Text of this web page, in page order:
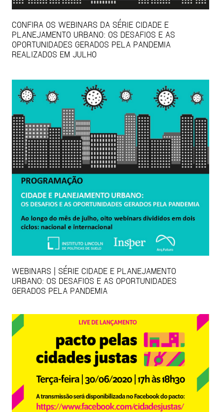
CONFIRA OS WEBINARS DA SÉRIE CIDADE E
PLANEJAMENTO URBANO: OS DESAFIOS E AS
OPORTUNIDADES GERADOS PELA PANDEMIA
REALIZADOS EM JULHO
WEBINARS | SÉRIE CIDADE E PLANEJAMENTO
URBANO: OS DESAFIOS E AS OPORTUNIDADES
GERADOS PELA PANDEMIA